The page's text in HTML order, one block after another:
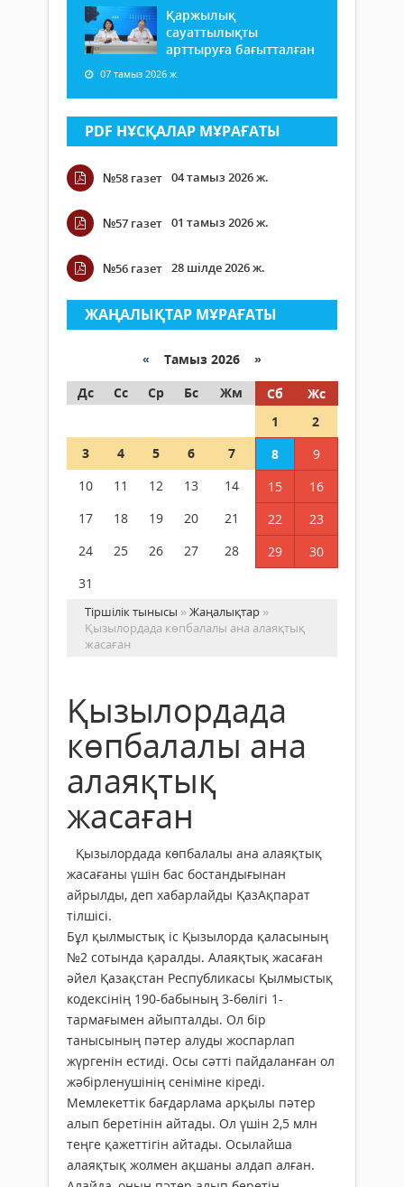
Қаржылық
сауаттылықты
арттыруға бағытталған
07 тамыз 2026 ж.
PDF НҰСҚАЛАР МҰРАҒАТЫ
№58 газет 04 тамыз 2026 ж.
№57 газет 01 тамыз 2026 ж.
№56 газет 28 шілде 2026 ж.
ЖАҢАЛЫҚТАР МҰРАҒАТЫ
« Тамыз 2026 »
Дс
Сс Ср Бс Жм Сб
Жс
1
2
3
4 5 6 7 8
9
10
11 12 13 14 15
16
17
18 19 20 21 22
23
24
25 26 27 28 29
30
31
Тіршілік тынысы »Жаңалықтар »
Қызылордада көпбалалы ана алаяқтық
жасаған
Қызылордада
көпбалалы ана
алаяқтық
жасаған
Қызылордада көпбалалы ана алаяқтық
жасағаны үшін бас бостандығынан
айрылды, деп хабарлайды ҚазАқпарат
тілшісі.
Бұл қылмыстық іс Қызылорда қаласының
№2 сотында қаралды. Алаяқтық жасаған
әйел Қазақстан Республикасы Қылмыстық
кодексінің 190-бабының 3-бөлігі 1-
тармағымен айыпталды. Ол бір
танысының пәтер алуды жоспарлап
жүргенін естиді. Осы сәтті пайдаланған ол
жәбірленушінің сеніміне кіреді.
Мемлекеттік бағдарлама арқылы пәтер
алып беретінін айтады. Ол үшін 2,5 млн
теңге қажеттігін айтады. Осылайша
алаяқтық жолмен ақшаны алдап алған.